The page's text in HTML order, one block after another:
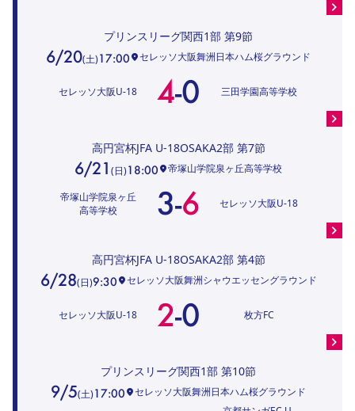
プリンスリーグ関西1部 第9節
6/20(土)17:00 セレッソ大阪舞洲日本ハム桜グラウンド
セレッソ大阪U-18 4-0 三田学園高等学校
高円宮杯JFA U-18OSAKA2部 第7節
6/21 (日)18:00 帝塚山学院泉ヶ丘高等学校
セレッソ大阪U-18
6
-
3
帝塚山学院泉ヶ丘
高等学校
高円宮杯JFA U-18OSAKA2部 第4節
6/28(日)9:30 セレッソ大阪舞洲シャウエッセングラウンド
セレッソ大阪U-18 2-0 枚方FC
プリンスリーグ関西1部 第10節
9/5(土)17:00 セレッソ大阪舞洲日本ハム桜グラウンド